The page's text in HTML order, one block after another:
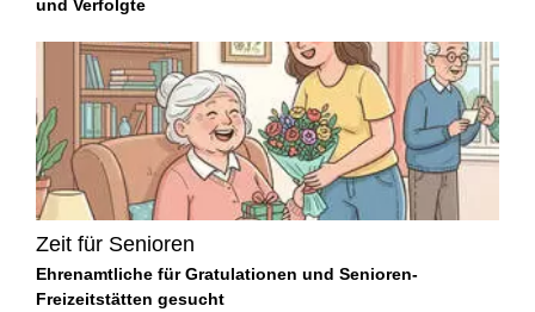
und Verfolgte
Zeit für Senioren
Ehrenamtliche für Gratulationen und Senioren-
Freizeitstätten gesucht